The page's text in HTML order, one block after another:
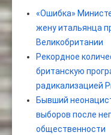
«Ошибка»
жену итальянца
Великобритании
Рекордное
британскую
радикализацией
Бывший
выборов после
общественности